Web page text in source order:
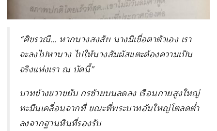
“ศิขรวณี… หากนางสงสัย นางมิเชื่อตาตัวเอง เรา
จะลงไปหานาง ไปให้นางสัมผัสแตะต้องความเป็น
จริงแห่งเรา ณ บัดนี้”
บาทข้างขวาขยับ กรซ้ายบนลดลง เรือนกายสูงใหญ่
ทะมึนเคลื่อนจากที่ ขณะที่พระบาทอันใหญ่โตลดต่ำ
ลงจากฐานหินที่รองรับ